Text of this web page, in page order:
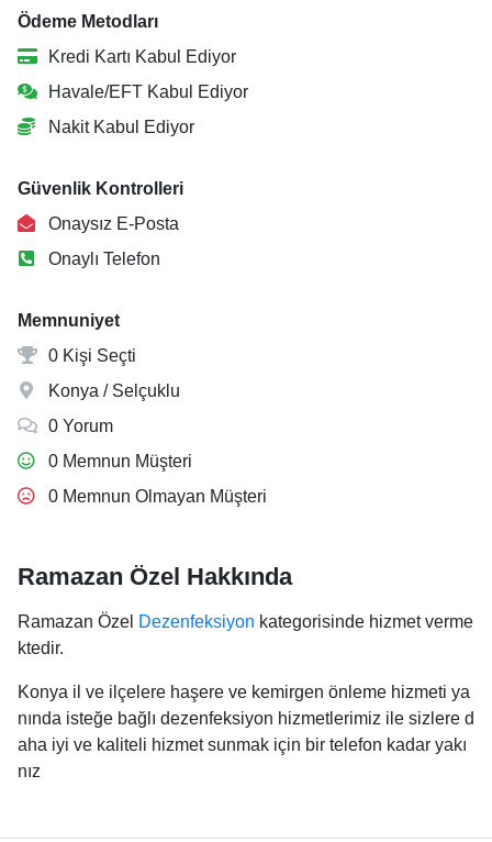
Ödeme Metodları
Kredi Kartı Kabul Ediyor
Havale/EFT Kabul Ediyor
Nakit Kabul Ediyor
Güvenlik Kontrolleri
Onaysız E-Posta
Onaylı Telefon
Memnuniyet
0 Kişi Seçti
Konya / Selçuklu
0 Yorum
0 Memnun Müşteri
0 Memnun Olmayan Müşteri
Ramazan Özel Hakkında
Ramazan Özel Dezenfeksiyon kategorisinde hizmet verme
ktedir.
Konya il ve ilçelere haşere ve kemirgen önleme hizmeti ya
nında isteğe bağlı dezenfeksiyon hizmetlerimiz ile sizlere d
aha iyi ve kaliteli hizmet sunmak için bir telefon kadar yakı
nız